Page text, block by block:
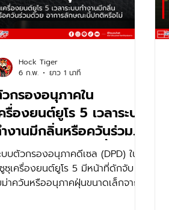
กรองอนุภาคใน
รื่องยนต์ยูโร 5 เวลาระบบ
งานมีกลิ่นหรือควันร่วม
ย อาการลักษณะนี้ปกติ
อไม่
บบตัวกรองอนุภาคดีเซล (DPD) ในรถ
ซุเครื่องยนต์ยูโร 5 มีหน้าที่ดักจับ
ม่าควันหรืออนุภาคฝุ่นขนาดเล็กจากไอ
Hock Tiger
6 ก.พ.
ยาว 1 นาที